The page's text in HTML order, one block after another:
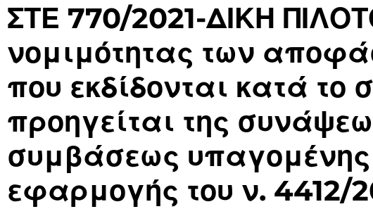
ΣΤΕ 770/2021-ΔΙΚΗ
νομιμότητας των
που εκδίδονται κατά το
προηγείται της
συμβάσεως υπαγομένης
εφαρμογής του ν. 4412/